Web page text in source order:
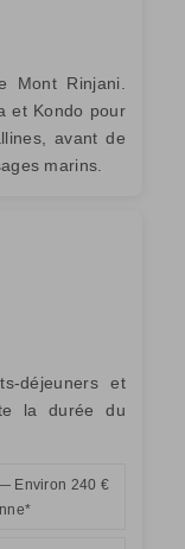
Mont Rinjani.
et Kondo pour
avant de
marins.
déjeuners et
la durée du
Environ 240 €